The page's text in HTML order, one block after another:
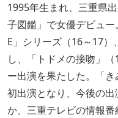
1995年生まれ、三重県
子図鑑」で女優デビュ
E」シリーズ（16～17
し、「トドメの接吻」
ー出演を果たした。「
初出演となり、今後の
か、三重テレビの情報